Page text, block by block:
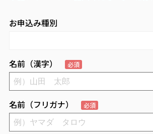
お申込み種別
名前（漢字） 必須
名前（フリガナ） 必須